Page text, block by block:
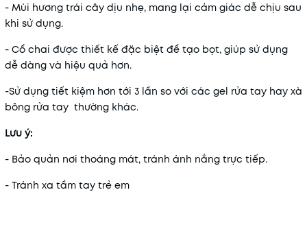
- Mùi hương trái cây dịu nhẹ, mang lại cảm giác dễ chịu sau
khi sử dụng.
- Cổ chai được thiết kế đặc biệt để tạo bọt, giúp sử dụng
dễ dàng và hiệu quả hơn.
-Sử dụng tiết kiệm hơn tới 3 lần so với các gel rửa tay hay xà
bông rửa tay thường khác.
Lưu ý:
- Bảo quản nơi thoáng mát, tránh ánh nắng trực tiếp.
- Tránh xa tầm tay trẻ em